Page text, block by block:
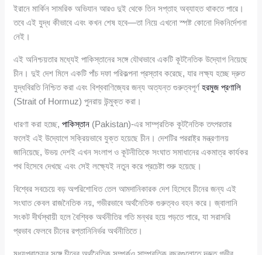
ইরানে মার্কিন সামরিক অভিযান আরও দুই থেকে তিন সপ্তাহ অব্যাহত থাকতে পারে।
তবে এই যুদ্ধ কীভাবে এবং কখন শেষ হবে—তা নিয়ে এখনো স্পষ্ট কোনো দিকনির্দেশনা
নেই।
এই অনিশ্চয়তার মধ্যেই পাকিস্তানের সঙ্গে যৌথভাবে একটি কূটনৈতিক উদ্যোগ নিয়েছে
চীন। দুই দেশ মিলে একটি পাঁচ দফা পরিকল্পনা প্রস্তাব করেছে, যার লক্ষ্য হচ্ছে দ্রুত
যুদ্ধবিরতি নিশ্চিত করা এবং বিশ্ববাণিজ্যের জন্য অত্যন্ত গুরুত্বপূর্ণহরমুজ প্রণালি
(Strait of Hormuz) পুনরায় উন্মুক্ত করা।
ধারণা করা হচ্ছে,পাকিস্তান (Pakistan)-এর সাম্প্রতিক কূটনৈতিক তৎপরতার
ফলেই এই উদ্যোগে সক্রিয়ভাবে যুক্ত হয়েছে চীন। দেশটির পররাষ্ট্র মন্ত্রণালয়
জানিয়েছে, উভয় দেশই এখন সংলাপ ও কূটনীতিকে সংঘাত সমাধানের একমাত্র কার্যকর
পথ হিসেবে দেখছে এবং সেই লক্ষ্যেই নতুন করে প্রচেষ্টা শুরু হয়েছে।
বিশ্বের সবচেয়ে বড় অপরিশোধিত তেল আমদানিকারক দেশ হিসেবে চীনের জন্য এই
সংঘাত কেবল রাজনৈতিক নয়, গভীরভাবে অর্থনৈতিক গুরুত্বও বহন করে। জ্বালানি
সংকট দীর্ঘস্থায়ী হলে বৈশ্বিক অর্থনীতির গতি মন্থর হয়ে পড়তে পারে, যা সরাসরি
প্রভাব ফেলবে চীনের রপ্তানিনির্ভর অর্থনীতিতে।